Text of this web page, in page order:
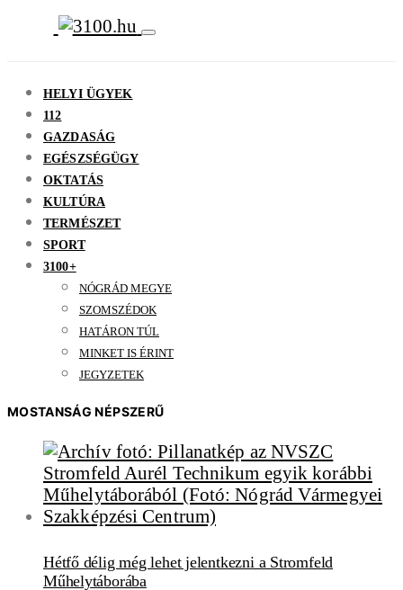
HELYI ÜGYEK
112
GAZDASÁG
EGÉSZSÉGÜGY
OKTATÁS
KULTÚRA
TERMÉSZET
SPORT
3100+
NÓGRÁD MEGYE
SZOMSZÉDOK
HATÁRON TÚL
MINKET IS ÉRINT
JEGYZETEK
MOSTANSÁG NÉPSZERŰ
Hétfő délig még lehet jelentkezni a Stromfeld
Műhelytáborába